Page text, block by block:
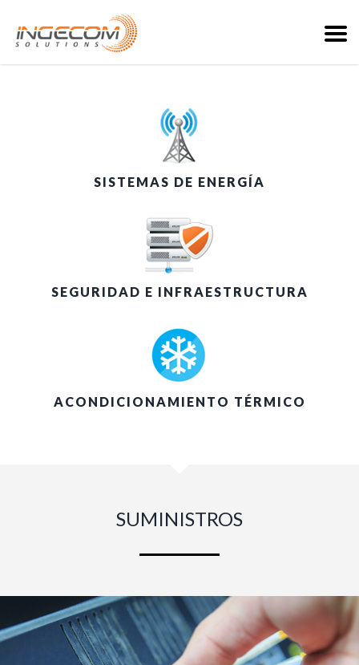
SISTEMAS DE ENERGÍA
SEGURIDAD E INFRAESTRUCTURA
ACONDICIONAMIENTO TÉRMICO
SUMINISTROS